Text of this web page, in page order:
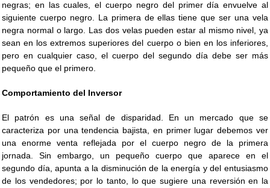
negras; en las cuales, el cuerpo negro del primer día envuelve al
siguiente cuerpo negro. La primera de ellas tiene que ser una vela
negra normal o largo. Las dos velas pueden estar al mismo nivel, ya
sean en los extremos superiores del cuerpo o bien en los inferiores,
pero en cualquier caso, el cuerpo del segundo día debe ser más
pequeño que el primero.
Comportamiento del Inversor
El patrón es una señal de disparidad. En un mercado que se
caracteriza por una tendencia bajista, en primer lugar debemos ver
una enorme venta reflejada por el cuerpo negro de la primera
jornada. Sin embargo, un pequeño cuerpo que aparece en el
segundo día, apunta a la disminución de la energía y del entusiasmo
de los vendedores; por lo tanto, lo que sugiere una reversión en la